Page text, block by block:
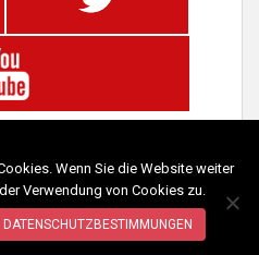
DATENSCHUTZ
Wenn Sie die Website weiter
Verwendung von Cookies zu.
DATENSCHUTZBESTIMMUNGEN